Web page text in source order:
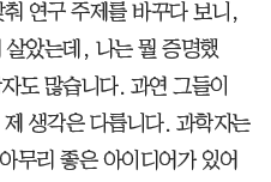
연구 주제를 바꾸다 보니,
살았는데, 나는 뭘 증명했
도 많습니다. 과연 그들이
생각은 다릅니다. 과학자는
무리 좋은 아이디어가 있어